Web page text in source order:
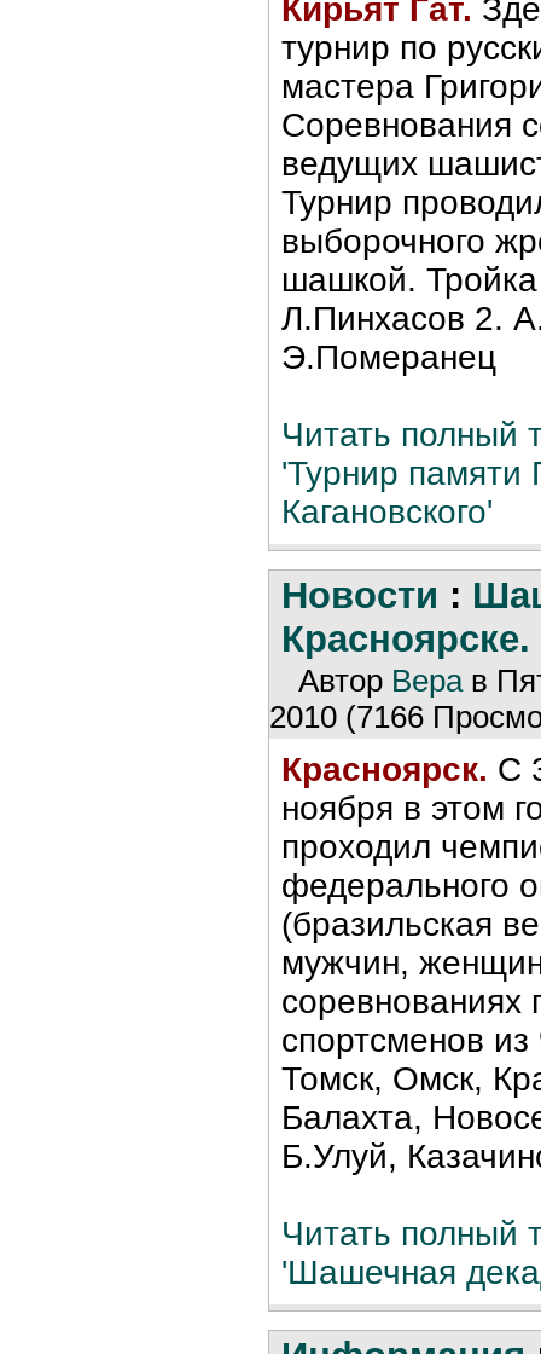
Кирьят Гат.
турнир по
мастера
Соревнования
ведущих
Турнир
выборочного
шашкой.
Л.Пинхасов 2.
Э.Померанец
Читать полный
'Турнир памяти
Кагановского'
Новости :
Красноярске.
Автор Верав
2010 (7166
Красноярск. С
ноября в этом
проходил
федерального
(бразильская
мужчин,
соревнованиях
спортсменов
Томск, Омск,
Балахта,
Б.Улуй,
Читать полный
'Шашечная